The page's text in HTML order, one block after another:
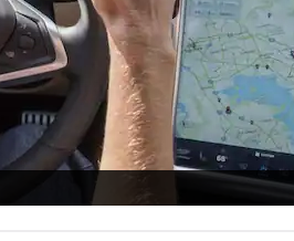
कैमरे और अल्ट्रासोनिक सेंसर की
में चालक की जागरूकता को बढ़ाता
कैमरों और सेंसर से हर मिलीसेकंड